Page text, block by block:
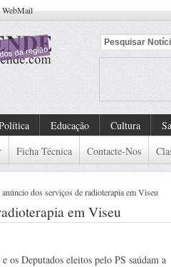
WebMail
Educação Cultura
Ficha Técnica Contacte-Nos
dos serviços de radioterapia em Viseu
em Viseu
os Deputados eleitos pelo PS saúdam a